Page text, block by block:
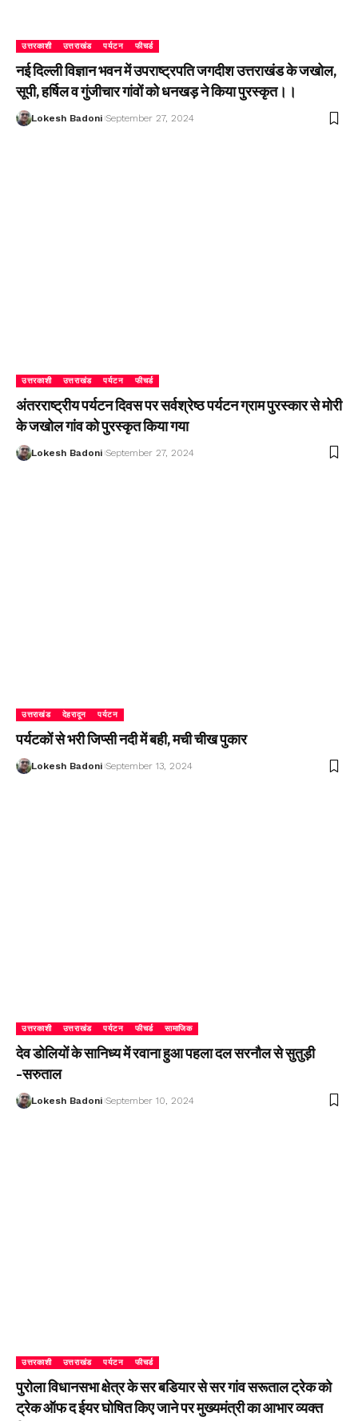
उत्तरकाशी उत्तराखंड पर्यटन फीचर्ड
नई दिल्ली विज्ञान भवन में उपराष्ट्रपति जगदीश उत्तराखंड के जखोल,
सूपी, हर्षिल व गुंजीचार गांवों को धनखड़ ने किया पुरस्कृत।।
Lokesh Badoni September 27, 2024
उत्तरकाशी उत्तराखंड पर्यटन फीचर्ड
अंतरराष्ट्रीय पर्यटन दिवस पर सर्वश्रेष्ठ पर्यटन ग्राम पुरस्कार से मोरी
के जखोल गांव को पुरस्कृत किया गया
Lokesh Badoni September 27, 2024
उत्तराखंड देहरादून पर्यटन
पर्यटकों से भरी जिप्सी नदी में बही, मची चीख पुकार
Lokesh Badoni September 13, 2024
उत्तरकाशी उत्तराखंड पर्यटन फीचर्ड सामाजिक
देव डोलियों के सानिध्य में रवाना हुआ पहला दल सरनौल से सुतुड़ी
-सरुताल
Lokesh Badoni September 10, 2024
उत्तरकाशी उत्तराखंड पर्यटन फीचर्ड
पुरोला विधानसभा क्षेत्र के सर बडियार से सर गांव सरूताल ट्रेक को
ट्रेक ऑफ द ईयर घोषित किए जाने पर मुख्यमंत्री का आभार व्यक्त